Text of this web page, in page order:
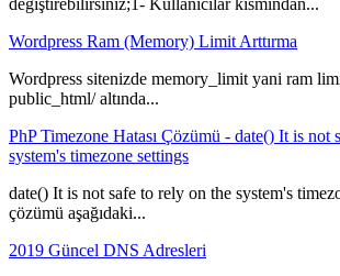
Wordpress Ram (Memory) Limit Arttırma
Wordpress sitenizde memory_limit yani ram
public_html/ altında...
PhP Timezone Hatası Çözümü - date() It is not
system's timezone settings
date() It is not safe to rely on the system's
çözümü aşağıdaki...
2019 Güncel DNS Adresleri